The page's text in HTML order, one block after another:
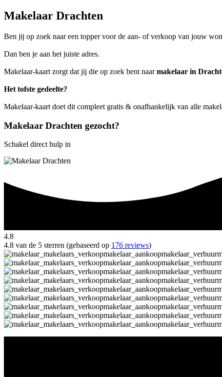
Makelaar Drachten
Ben jij op zoek naar een topper voor de aan- of verkoop van jouw
Dan ben je aan het juiste adres.
Makelaar-kaart zorgt dat jij die op zoek bent naarmakelaar in
Het tofste gedeelte?
Makelaar-kaart doet dit compleet gratis & onafhankelijk van alle
Makelaar Drachten gezocht?
Schakel direct hulp in
4.8
4.8 van de 5 sterren (gebaseerd op 176 reviews)